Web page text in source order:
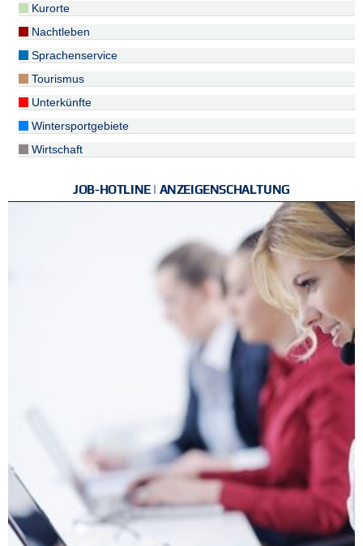
Kurorte
Nachtleben
Sprachenservice
Tourismus
Unterkünfte
Wintersportgebiete
Wirtschaft
JOB-HOTLINE | ANZEIGENSCHALTUNG